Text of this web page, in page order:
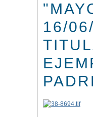
16/